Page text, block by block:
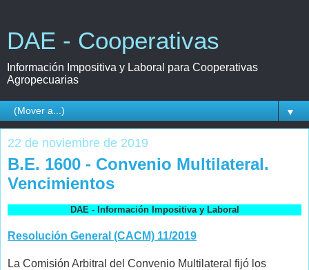
DAE - Cooperativas
Información Impositiva y Laboral para Cooperativas
Agropecuarias
▼
22 de noviembre de 2019
B.E. 1600 - Convenio Multilateral.
Vencimientos
DAE - Información Impositiva y Laboral
Resolución General (CACM) 11/2019
La Comisión Arbitral del Convenio Multilateral fijó los